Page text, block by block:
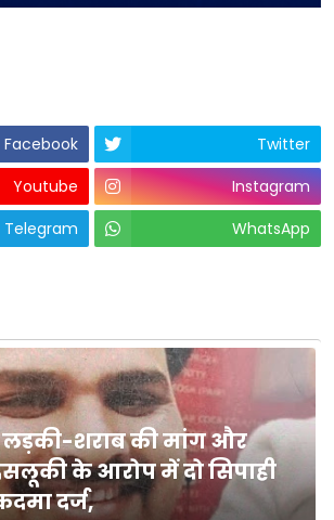
Facebook
Twitter
Youtube
Instagram
Telegram
WhatsApp
लड़की-शराब की मांग और
के आरोप में दो सिपाही
दर्ज,